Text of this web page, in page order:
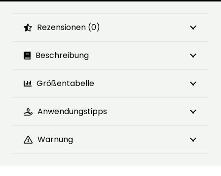
Rezensionen (0)
Beschreibung
Größentabelle
Anwendungstipps
Warnung